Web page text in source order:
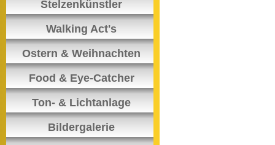
Stelzenkünstler
Walking Act's
Ostern & Weihnachten
Food & Eye-Catcher
Ton- & Lichtanlage
Bildergalerie